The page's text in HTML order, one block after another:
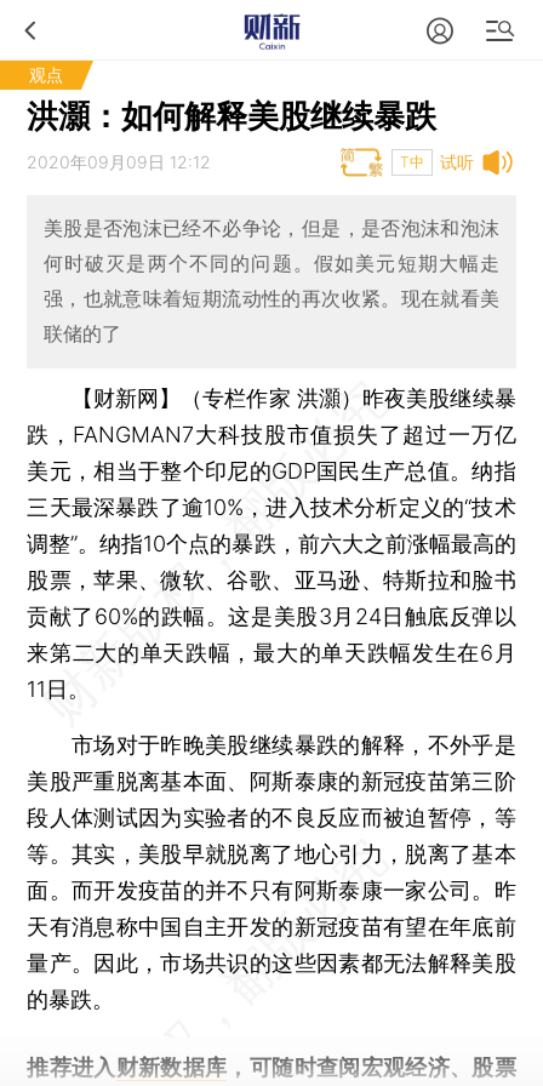
观点
洪灝：如何解释美股继续暴跌
试听
2020年09月09日 12:12 T中
美股是否泡沫已经不必争论，但是，是否泡沫和泡沫
何时破灭是两个不同的问题。假如美元短期大幅走
强，也就意味着短期流动性的再次收紧。现在就看美
联储的了
【财新网】（专栏作家 洪灝） 昨夜美股继续暴
跌，FANGMAN7大科技股市值损失了超过一万亿
美元，相当于整个印尼的GDP国民生产总值。纳指
三天最深暴跌了逾10%，进入技术分析定义的“技术
调整”。纳指10个点的暴跌，前六大之前涨幅最高的
股票，苹果、微软、谷歌、亚马逊、特斯拉和脸书
贡献了60%的跌幅。这是美股3月24日触底反弹以
来第二大的单天跌幅，最大的单天跌幅发生在6月
11日。
市场对于昨晚美股继续暴跌的解释，不外乎是
美股严重脱离基本面、阿斯泰康的新冠疫苗第三阶
段人体测试因为实验者的不良反应而被迫暂停，等
等。其实，美股早就脱离了地心引力，脱离了基本
面。而开发疫苗的并不只有阿斯泰康一家公司。昨
天有消息称中国自主开发的新冠疫苗有望在年底前
量产。因此，市场共识的这些因素都无法解释美股
的暴跌。
推荐进入 财新数据库 ，可随时查阅宏观经济、股票